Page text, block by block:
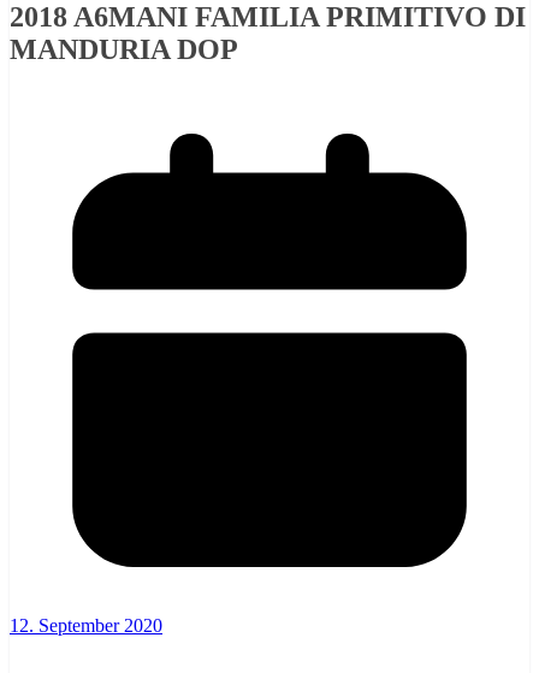
2018 A6MANI FAMILIA PRIMITIVO DI
MANDURIA DOP
12. September 2020